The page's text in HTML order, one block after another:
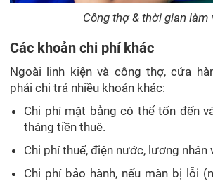
Công thợ & thời gian làm
Các khoản chi phí khác
Ngoài linh kiện và công thợ, cửa
phải chi trả nhiều khoản khác:
Chi phí mặt bằng có thể tốn đến
tháng tiền thuê.
Chi phí thuế, điện nước, lương nhân
Chi phí bảo hành, nếu màn bị lỗi